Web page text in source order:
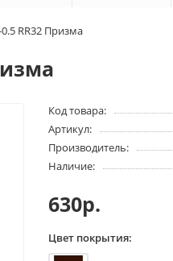
RR32 Призма
Код товара:
Артикул:
Производитель:
Наличие:
630р.
Цвет покрытия: